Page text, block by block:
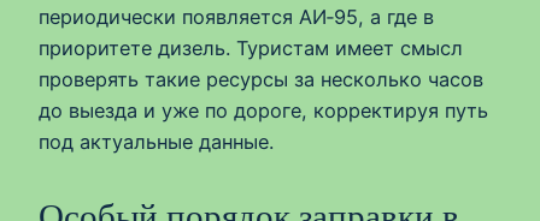
периодически появляется АИ‑95, а где в
приоритете дизель. Туристам имеет смысл
проверять такие ресурсы за несколько часов
до выезда и уже по дороге, корректируя путь
под актуальные данные.